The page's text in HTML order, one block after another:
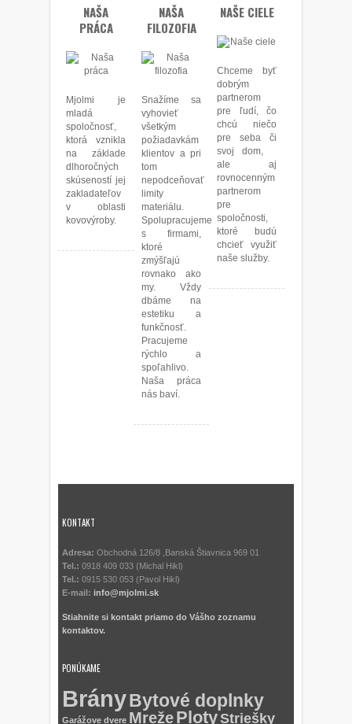
NAŠA
PRÁCA
Mjolmi je
mladá
spoločnosť,
ktorá vznikla
na základe
dlhoročných
skúseností jej
zakladateľov
v oblasti
kovovýroby.
NAŠA
FILOZOFIA
Snažíme sa
vyhovieť
všetkým
požiadavkám
klientov a pri
tom
nepodceňovať
limity
materiálu.
Spolupracujeme
s firmami,
ktoré
zmýšľajú
rovnako ako
my. Vždy
dbáme na
estetiku a
funkčnosť.
Pracujeme
rýchlo a
spoľahlivo.
Naša práca
nás baví.
NAŠE CIELE
Chceme byť
dobrým
partnerom
pre ľudí, čo
chcú niečo
pre seba či
svoj dom,
ale aj
rovnocenným
partnerom
pre
spoločnosti,
ktoré budú
chcieť využiť
naše služby.
KONTAKT
Adresa: Obchodná 126/8 ,Banská Štiavnica 969 01
Tel.: 0918 409 033 (Michal Hikl)
Tel.: 0915 530 053 (Pavol Hikl)
E-mail: info@mjolmi.sk
Stiahnite si kontakt priamo do Vášho zoznamu
kontaktov.
PONÚKAME
BrányBytové doplnky
Garážove dvere MrežePlotyStriešky